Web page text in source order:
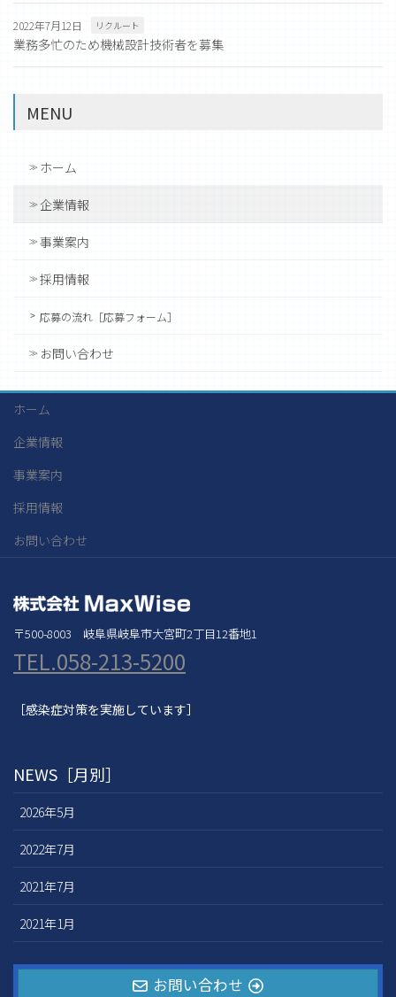
2022年7月12日 リクルート
業務多忙のため機械設計技術者を募集
MENU
ホーム
企業情報
事業案内
採用情報
応募の流れ［応募フォーム］
お問い合わせ
ホーム
企業情報
事業案内
採用情報
お問い合わせ
〒500-8003 岐阜県岐阜市大宮町2丁目12番地1
TEL.058-213-5200
［感染症対策を実施しています］
NEWS［月別］
2026年5月
2022年7月
2021年7月
2021年1月
お問い合わせ